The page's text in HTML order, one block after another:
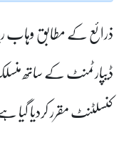
ذرائع کے مطابق وہاب
ڈیپارٹمنٹ کے ساتھ
کنسلٹنٹ مقرر کردیا